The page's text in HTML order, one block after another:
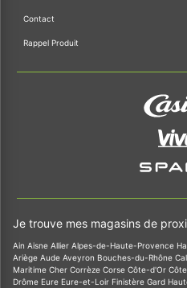
Contact
Rappel Produit
Je trouve mes magasins de
Ain Aisne Allier Alpes-de-Haute-Provence
Ariège Aude Aveyron Bouches-du-Rhône
Maritime Cher Corrèze Corse Côte-d'Or
Drôme Eure Eure-et-Loir Finistère Gard